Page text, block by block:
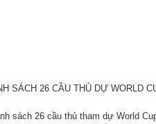
SÁCH 26 CẦU THỦ DỰ WORLD
sách 26 cầu thủ tham dự World